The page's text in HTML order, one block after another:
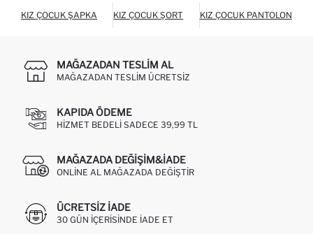
KIZ ÇOCUK ŞAPKA KIZ ÇOCUK ŞORT KIZ ÇOCUK PANTOLON
MAĞAZADAN TESLIM AL
MAĞAZADAN TESLIM ÜCRETSIZ
KAPIDA ÖDEME
HIZMET BEDELI SADECE 39,99 TL
MAĞAZADA DEĞIŞIM&İADE
ONLINE AL MAĞAZADA DEĞIŞTIR
ÜCRETSIZ IADE
30 GÜN IÇERISINDE IADE ET